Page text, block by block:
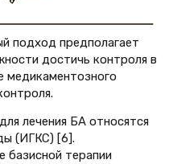
подход предполагает
достичь контроля в
медикаментозного
лечения БА относятся
(ИГКС) [6].
базисной терапии